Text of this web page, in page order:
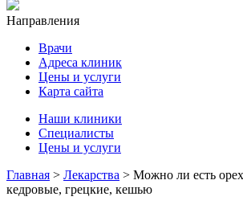
Направления
Врачи
Адреса клиник
Цены и услуги
Карта сайта
Наши клиники
Специалисты
Цены и услуги
Главная > Лекарства > Можно ли есть
кедровые, грецкие, кешью